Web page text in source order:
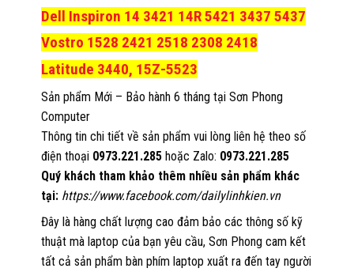
Dell Inspiron 14 3421 14R 5421 3437 5437
Vostro 1528 2421 2518 2308 2418
Latitude 3440, 15Z-5523
Sản phẩm Mới – Bảo hành 6 tháng tại Sơn Phong
Computer
Thông tin chi tiết về sản phẩm vui lòng liên hệ theo số
điện thoại 0973.221.285hoặc Zalo: 0973.221.285
Quý khách tham khảo thêm nhiều sản phẩm khác
tại: https://www.facebook.com/dailylinhkien.vn
Đây là hàng chất lượng cao đảm bảo các thông số kỹ
thuật mà laptop của bạn yêu cầu, Sơn Phong cam kết
tất cả sản phẩm bàn phím laptop xuất ra đến tay người